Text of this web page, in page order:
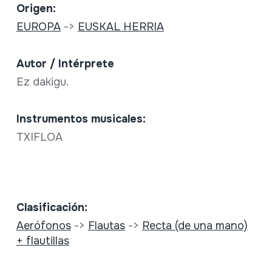
Origen:
EUROPA-> EUSKAL HERRIA
Autor / Intérprete
Ez dakigu.
Instrumentos musicales:
TXIFLOA
Clasificación:
Aerófonos-> Flautas-> Recta (de una mano)
+ flautillas